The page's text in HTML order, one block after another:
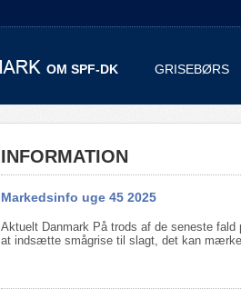
OM SPF-DK GRISEBØRS
INFORMATION
Markedsinfo uge 45 2025
Aktuelt Danmark På trods af de seneste
at indsætte smågrise til slagt, det kan